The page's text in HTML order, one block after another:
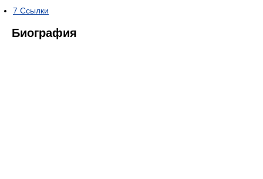
7 Ссылки
Биография